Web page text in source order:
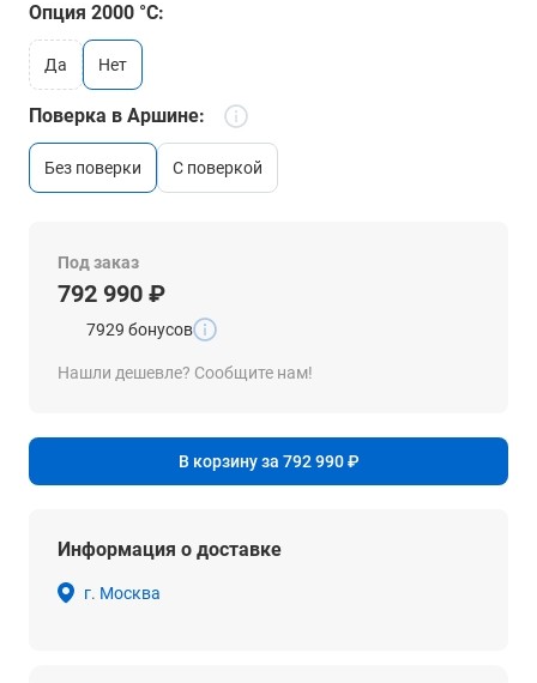
Опция 2000 °C:
да нет
Поверка в Аршине:
без поверки c поверкой
Под заказ
792 990 ₽
7929 бонусов
Нашли дешевле? Сообщите нам!
В корзину за 792 990 ₽
Информация о доставке
г. Москва